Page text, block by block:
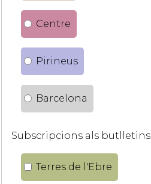
Centre
Pirineus
Barcelona
Subscripcions als butlletins
Terres de l'Ebre